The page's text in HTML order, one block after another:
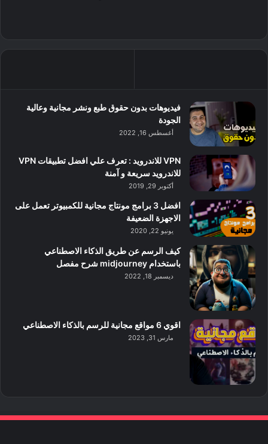
فيديوهات بدون حقوق طبع ونشر مجانية وعالية
الجودة
أغسطس 16, 2022
VPN للاندرويد : تعرف علي افضل تطبيقات VPN
للاندرويد سريعة و آمنة
أكتوبر 29, 2019
افضل 3 برامج مونتاج مجانية للكمبيوتر تعمل على
الاجهزة الضعيفة
يونيو 22, 2020
كيف الرسم عن طريق الذكاء الاصطناعي
باستخدام midjourney شرح مفصل
ديسمبر 18, 2022
اقوي 6 مواقع مجانية للرسم بالذكاء الاصطناعي
مارس 31, 2023